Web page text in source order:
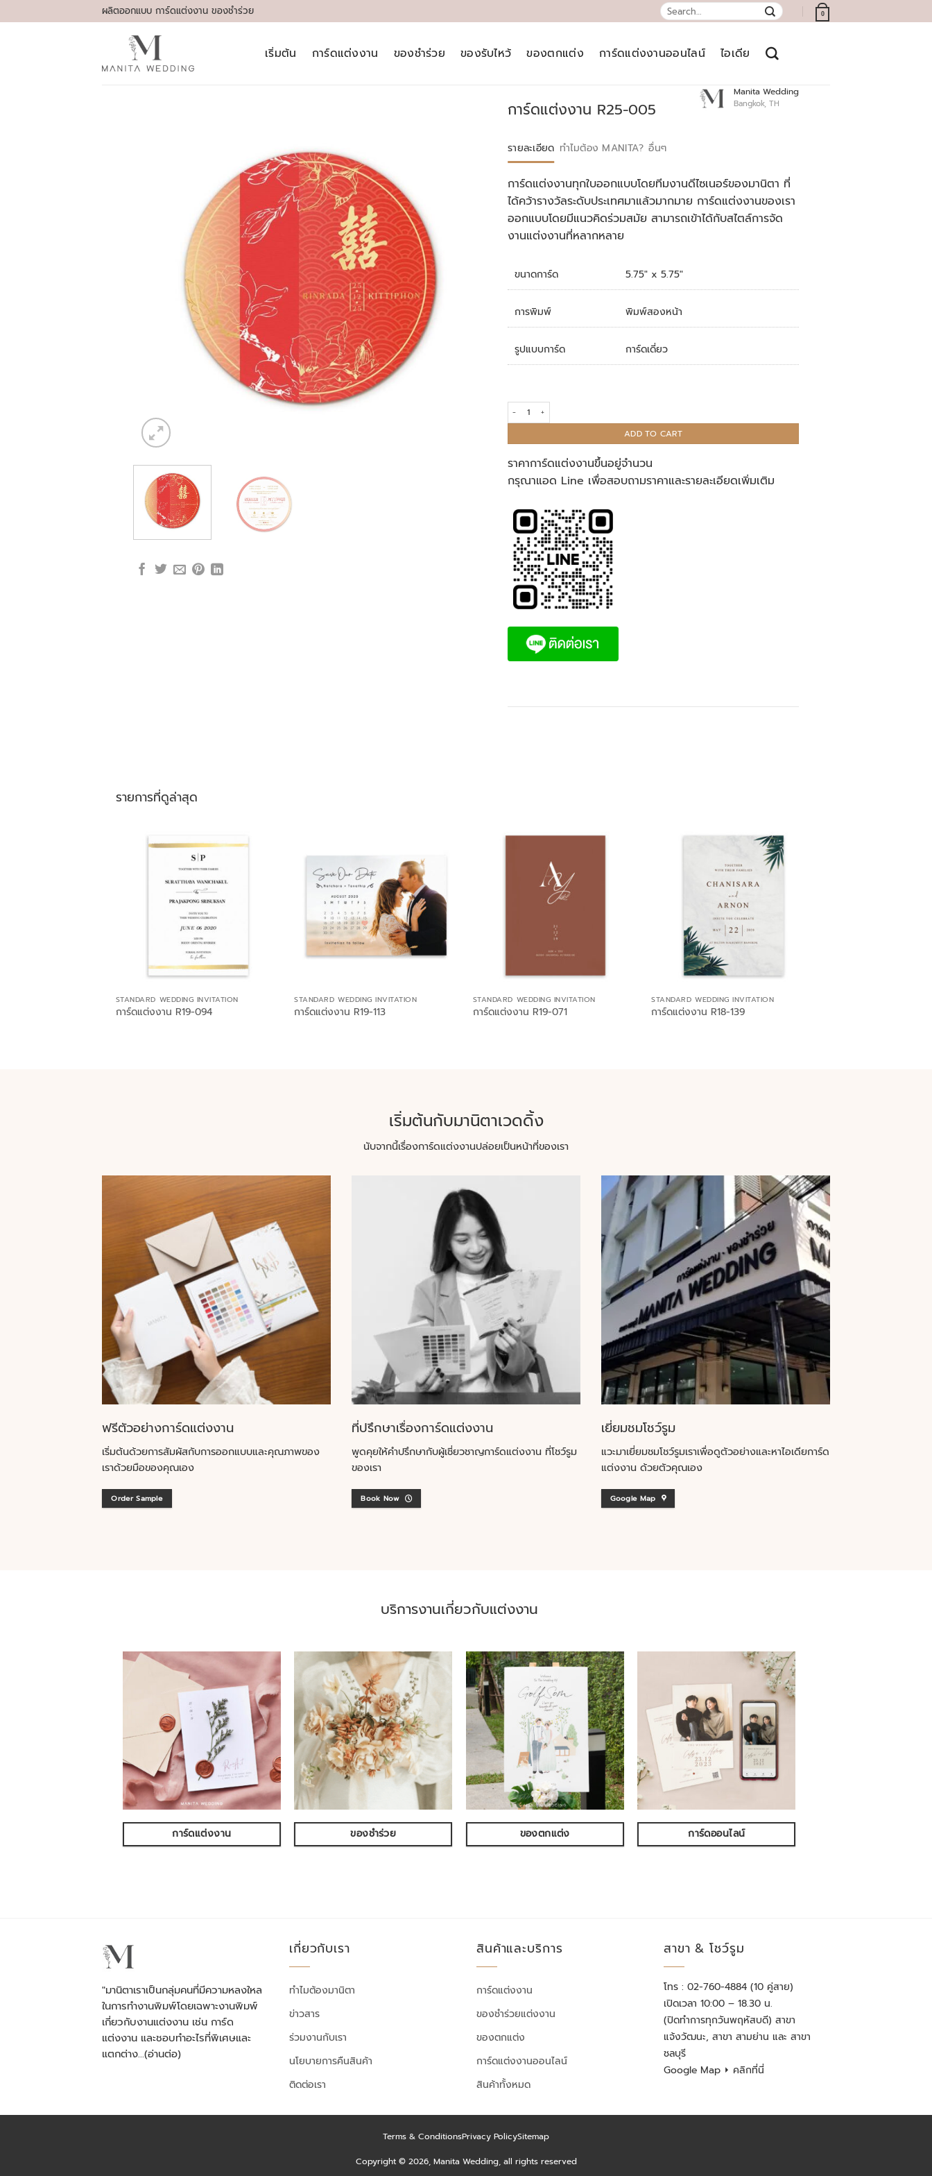
to
ผลิตออกแบบ การ์ดแต่งงาน ของชำร่วย
Search
for:
0
เริ่มต้น การ์ดแต่งงาน ของชำร่วย ของรับไหว้ ของตกแต่ง การ์ดแต่งงานออนไลน์ ไอเดีย
การ์ดแต่งงาน R25-005
Manita Wedding
Bangkok, TH
รายละเอียด ทำไมต้อง MANITA? อื่นๆ
การ์ดแต่งงานทุกใบออกแบบโดยทีมงานดีไซเนอร์ของมานิตา ที่
ได้คว้ารางวัลระดับประเทศมาแล้วมากมาย การ์ดแต่งงานของเรา
ออกแบบโดยมีแนวคิดร่วมสมัย สามารถเข้าได้กับสไตล์การจัด
งานแต่งงานที่หลากหลาย
ขนาดการ์ด 5.75″ x 5.75″
การพิมพ์ พิมพ์สองหน้า
รูปแบบการ์ด การ์ดเดี่ยว
การ์ดแต่งงาน R25-005 quantity
ADD TO CART
ราคาการ์ดแต่งงานขึ้นอยู่จำนวน
กรุณาแอด Line เพื่อสอบถามราคาและรายละเอียดเพิ่มเติม
รายการที่ดูล่าสุด
STANDARD WEDDING INVITATION
การ์ดแต่งงาน R19-094
STANDARD WEDDING INVITATION
การ์ดแต่งงาน R19-113
STANDARD WEDDING INVITATION
การ์ดแต่งงาน R19-071
STANDARD WEDDING INVITATION
การ์ดแต่งงาน R18-139
เริ่มต้นกับมานิตาเวดดิ้ง
นับจากนี้เรื่องการ์ดแต่งงานปล่อยเป็นหน้าที่ของเรา
ฟรีตัวอย่างการ์ดแต่งงาน
เริ่มต้นด้วยการสัมผัสกับการออกแบบและคุณภาพของ
เราด้วยมือของคุณเอง
Order Sample
ที่ปรึกษาเรื่องการ์ดแต่งงาน
พูดคุยให้คำปรึกษากับผู้เชี่ยวชาญการ์ดแต่งงาน ที่โชว์รูม
ของเรา
Book Now
เยี่ยมชมโชว์รูม
แวะมาเยี่ยมชมโชว์รูมเราเพื่อดูตัวอย่างและหาไอเดียการ์ด
แต่งงาน ด้วยตัวคุณเอง
Google Map
บริการงานเกี่ยวกับแต่งงาน
การ์ดแต่งงาน ของชำร่วย ของตกแต่ง การ์ดออนไลน์
"มานิตาเราเป็นกลุ่มคนที่มีความหลงใหล
ในการทำงานพิมพ์โดยเฉพาะงานพิมพ์
เกี่ยวกับงานแต่งงาน เช่น การ์ด
แต่งงาน และชอบทำอะไรที่พิเศษและ
แตกต่าง…(อ่านต่อ)
เกี่ยวกับเรา
ทำไมต้องมานิตา
ข่าวสาร
ร่วมงานกับเรา
นโยบายการคืนสินค้า
ติดต่อเรา
สินค้าและบริการ
การ์ดแต่งงาน
ของชำร่วยแต่งงาน
ของตกแต่ง
การ์ดแต่งงานออนไลน์
สินค้าทั้งหมด
สาขา & โชว์รูม
โทร : 02-760-4884 (10 คู่สาย)
เปิดเวลา 10:00 – 18.30 น.
(ปิดทำการทุกวันพฤหัสบดี) สาขา
แจ้งวัฒนะ, สาขา สามย่าน และ สาขา
ชลบุรี
Google Map ⏵ คลิกที่นี่
Terms & ConditionsPrivacy PolicySitemap
Copyright © 2026, Manita Wedding, all rights reserved